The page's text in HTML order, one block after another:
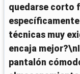
quedarse corto
técnicas muy
encaja
pantalón